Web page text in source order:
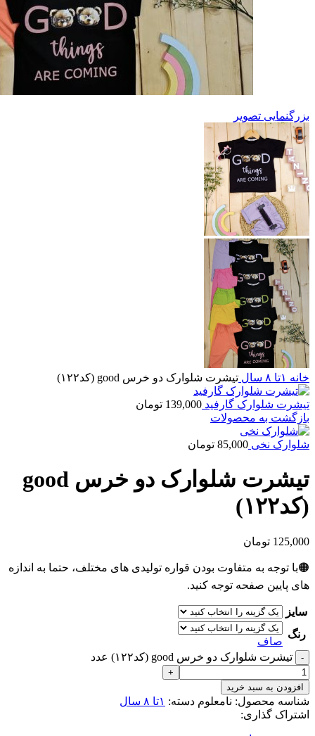
بزرگنمایی تصویر
خانه ۱تا ۸ سال تیشرت شلوارک دو خرس good (کد۱۲۲)
تیشرت شلوارک گارفید 139,000 تومان
بازگشت به محصولات
شلوارک نخی 85,000 تومان
تیشرت شلوارک دو خرس good
(کد۱۲۲)
125,000 تومان
🟠با توجه به متفاوت بودن قواره تولیدی های مختلف، حتما به اندازه
های پایین صفحه توجه کنید.
سایز
رنگ
صاف
تیشرت شلوارک دو خرس good (کد۱۲۲) عدد
افزودن به سبد خرید
شناسه محصول: نامعلوم دسته: ۱تا ۸ سال
اشتراک گذاری: